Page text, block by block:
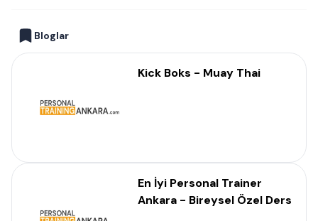
Bloglar
Kick Boks - Muay Thai
En İyi Personal Trainer
Ankara - Bireysel Özel Ders